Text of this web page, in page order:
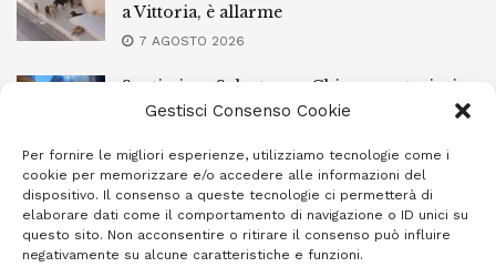
Gestisci Consenso Cookie
Per fornire le migliori esperienze, utilizziamo tecnologie come i
cookie per memorizzare e/o accedere alle informazioni del
dispositivo. Il consenso a queste tecnologie ci permetterà di
elaborare dati come il comportamento di navigazione o ID unici su
questo sito. Non acconsentire o ritirare il consenso può influire
negativamente su alcune caratteristiche e funzioni.
a Vittoria, è allarme
7 AGOSTO 2026
Santissimo Salvatore a Chiaramonte, ieri
sera la processione con il simulacro
L’Ebt Ragusa approva il regolamento di
conciliazione
7 AGOSTO 2026